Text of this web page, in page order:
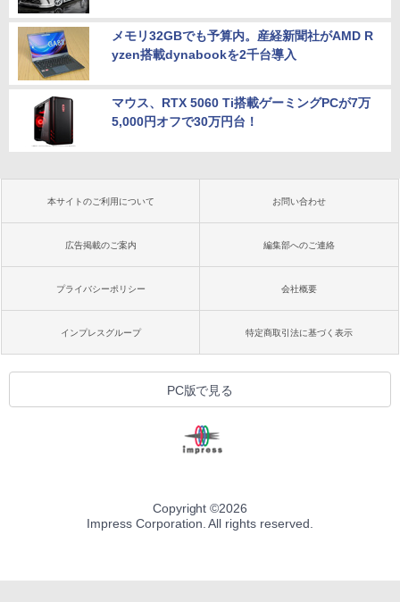
メモリ32GBでも予算内。産経新聞社がAMD R
yzen搭載dynabookを2千台導入
マウス、RTX 5060 Ti搭載ゲーミングPCが7万
5,000円オフで30万円台！
本サイトのご利用について お問い合わせ
広告掲載のご案内 編集部へのご連絡
プライバシーポリシー 会社概要
インプレスグループ 特定商取引法に基づく表示
PC版で見る
Copyright ©2026
Impress Corporation. All rights reserved.